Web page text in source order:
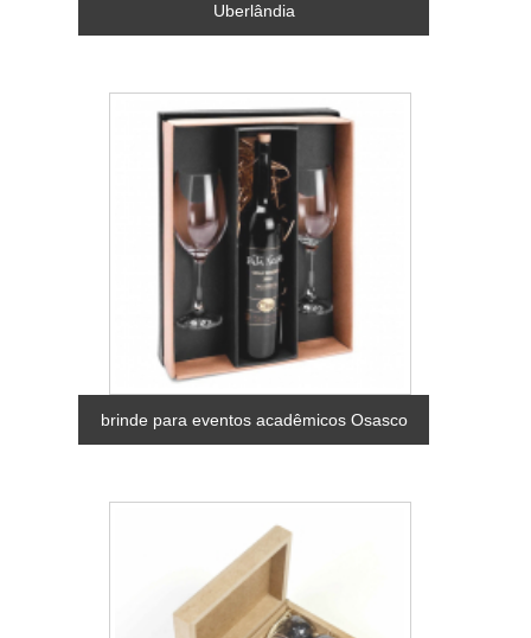
Uberlândia
brinde para eventos acadêmicos Osasco